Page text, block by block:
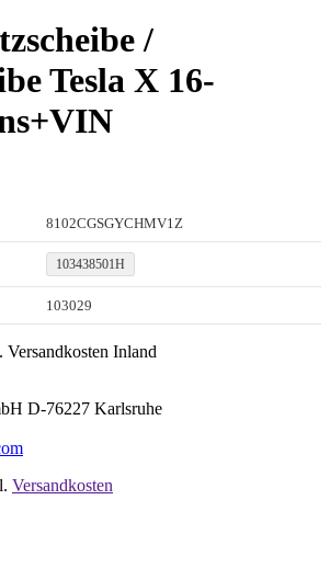
/
Tesla X 16-
8102CGSGYCHMV1Z
103438501H
103029
Inland
D-76227 Karlsruhe
Versandkosten